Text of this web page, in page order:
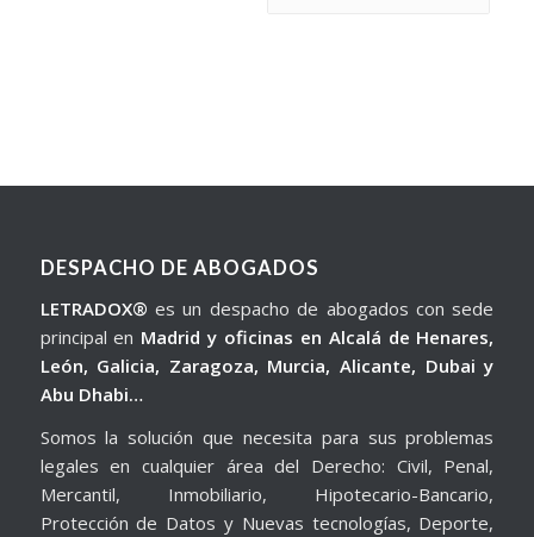
DESPACHO DE ABOGADOS
LETRADOX® es un despacho de abogados con sede
principal en Madrid y oficinas en Alcalá de Henares,
León, Galicia, Zaragoza, Murcia, Alicante, Dubai y
Abu Dhabi…
Somos la solución que necesita para sus problemas
legales en cualquier área del Derecho: Civil, Penal,
Mercantil, Inmobiliario, Hipotecario-Bancario,
Protección de Datos y Nuevas tecnologías, Deporte,